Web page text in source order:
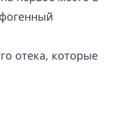
отека, которые